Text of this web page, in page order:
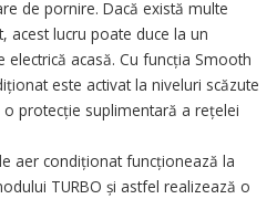
de pornire. Dacă există multe
acest lucru poate duce la un
acasă. Cu funcția Smooth
este activat la niveluri scăzute
o protecție suplimentară a rețelei
aer condiționat funcționează la
TURBO și astfel realizează o